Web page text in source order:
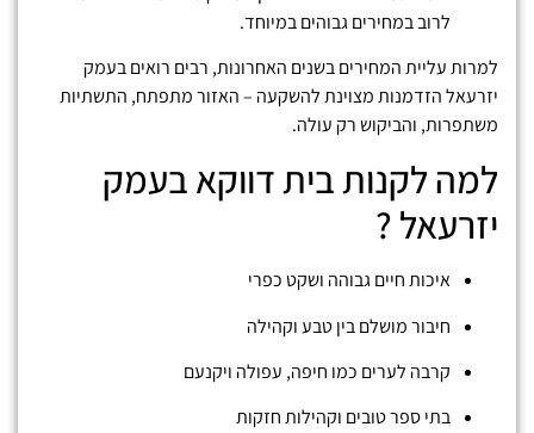
לרוב במחירים גבוהים במיוחד.
למרות עליית המחירים בשנים האחרונות, רבים רואים בעמק
יזרעאל הזדמנות מצוינת להשקעה – האזור מתפתח, התשתיות
משתפרות, והביקוש רק עולה.
למה לקנות בית דווקא בעמק
יזרעאל ?
איכות חיים גבוהה ושקט כפרי
חיבור מושלם בין טבע וקהילה
קרבה לערים כמו חיפה, עפולה ויקנעם
בתי ספר טובים וקהילות חזקות